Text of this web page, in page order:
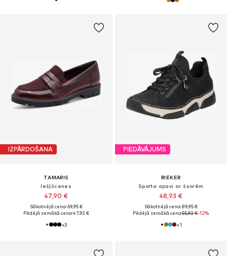
IZPĀRDOŠANA
TAMARIS
Iešļūcenes
47,90 €
Sākotnējā cena: 69,95 €
Pēdējā zemākā cena:47,92 €
+3
PIEDĀVĀJUMS
RIEKER
Sporta apavi ar šņorēm
48,93 €
Sākotnējā cena: 89,95 €
Pēdējā zemākā cena:55,92 €-12%
+1